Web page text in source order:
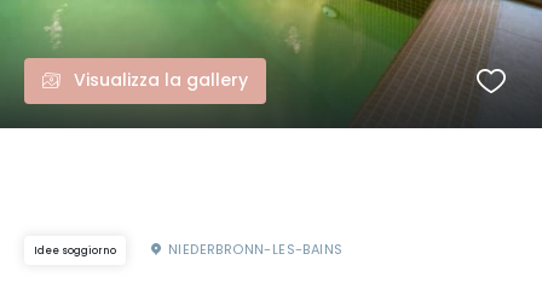
Visualizza la gallery
Idee soggiorno NIEDERBRONN-LES-BAINS